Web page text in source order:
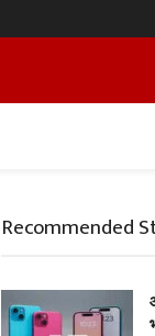
Recommended